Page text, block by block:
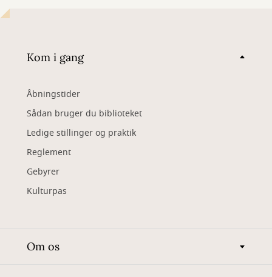
Kom i gang
Åbningstider
Sådan bruger du biblioteket
Ledige stillinger og praktik
Reglement
Gebyrer
Kulturpas
Om os